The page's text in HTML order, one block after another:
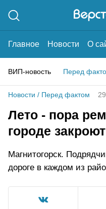
Главное Новости О
ВИП-новость Перед
Новости / Перед фактом
Лето - пора
городе
Магнитогорск.
дороге в каждом из